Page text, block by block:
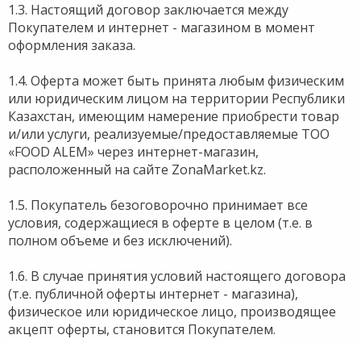
1.3. Настоящий договор заключается между
Покупателем и интернет - магазином в момент
оформления заказа.
1.4. Оферта может быть принята любым физическим
или юридическим лицом на территории Республики
Казахстан, имеющим намерение приобрести товар
и/или услуги, реализуемые/предоставляемые ТОО
«FOOD ALEM» через интернет-магазин,
расположенный на сайте ZonaMarket.kz.
1.5. Покупатель безоговорочно принимает все
условия, содержащиеся в оферте в целом (т.е. в
полном объеме и без исключений).
1.6. В случае принятия условий настоящего договора
(т.е. публичной оферты интернет - магазина),
физическое или юридическое лицо, производящее
акцепт оферты, становится Покупателем.